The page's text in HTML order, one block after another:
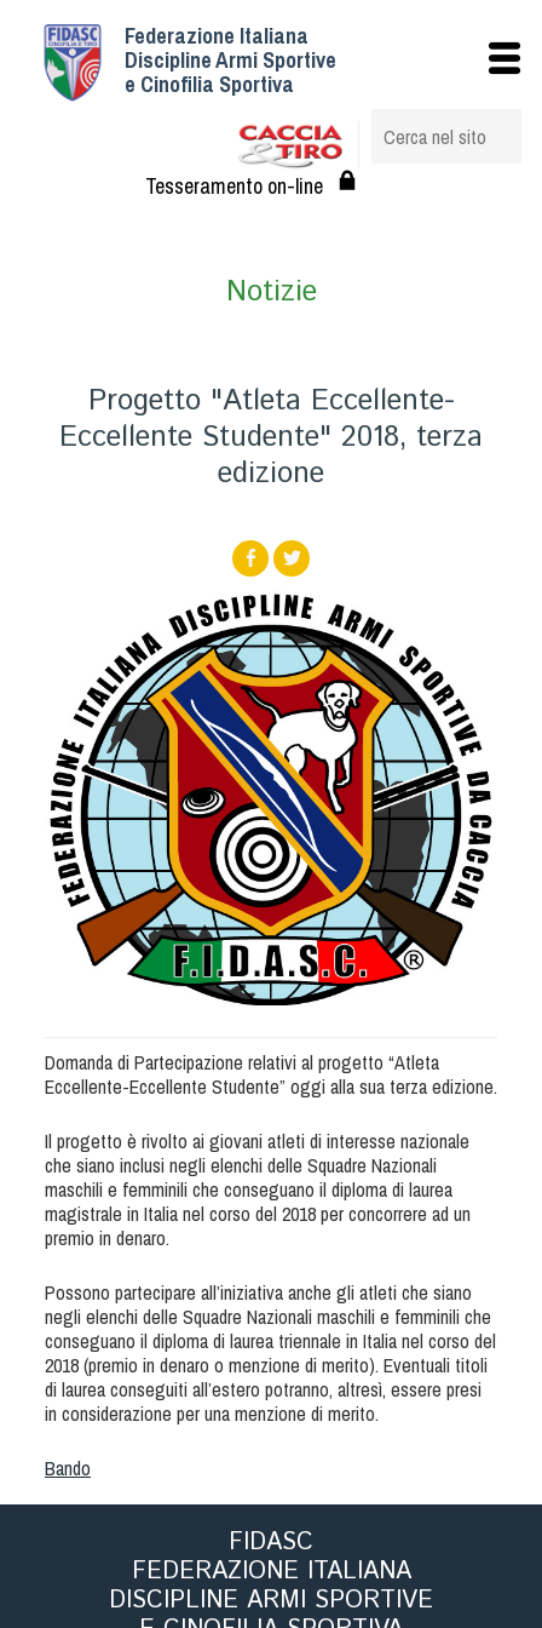
Federazione Italiana
Discipline Armi Sportive
e Cinofilia Sportiva
Tesseramento on-line
Notizie
Progetto "Atleta Eccellente-
Eccellente Studente" 2018, terza
edizione
Domanda di Partecipazione relativi al progetto “Atleta
Eccellente-Eccellente Studente” oggi alla sua terza edizione.
Il progetto è rivolto ai giovani atleti di interesse nazionale
che siano inclusi negli elenchi delle Squadre Nazionali
maschili e femminili che conseguano il diploma di laurea
magistrale in Italia nel corso del 2018 per concorrere ad un
premio in denaro.
Possono partecipare all’iniziativa anche gli atleti che siano
negli elenchi delle Squadre Nazionali maschili e femminili che
conseguano il diploma di laurea triennale in Italia nel corso del
2018 (premio in denaro o menzione di merito). Eventuali titoli
di laurea conseguiti all’estero potranno, altresì, essere presi
in considerazione per una menzione di merito.
Bando
FIDASC
FEDERAZIONE ITALIANA
DISCIPLINE ARMI SPORTIVE
Istituzionale
Struttura
Albo Veterinari federali
Statuto e Regolamenti
Assicurazione
Convenzioni
Società
Albo Fornitori
Referenti e gruppi di lavoro regionali
Scuole Federali
Tecnici
Direttori di Gara
Formazione
Calendario Manifestazioni
Organi di Giustizia - Dispositivi
Modelli e moduli
Albo Atleti Cinofili
Guida Locandine Ufficiali
Tiro di Campagna
Tiro a Palla
Tiro con l'arco da caccia
Paintball
Softair
DiscDog
Dog Balance
Dog Trail